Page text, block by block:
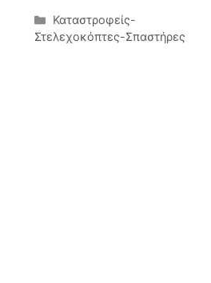
Κατηγορίες
Καταστροφείς-
Στελεχοκόπτες-Σπαστήρες